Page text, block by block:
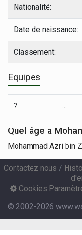
Nationalité:
Date de naissance:
Classement:
Equipes
? ...
Quel âge a
Mohammad Azri bin
Contactez nous /
Cookies
© 2002-2026